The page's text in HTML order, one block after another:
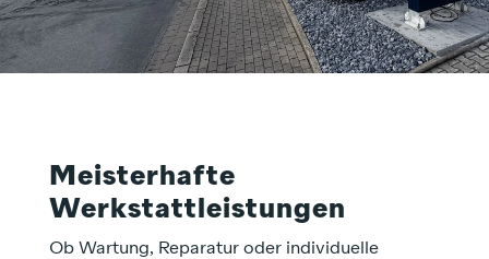
Meisterhafte
Werkstattleistungen
Ob Wartung, Reparatur oder individuelle